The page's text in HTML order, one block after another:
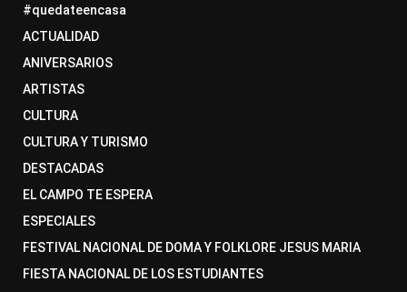
#quedateencasa
ACTUALIDAD
ANIVERSARIOS
ARTISTAS
CULTURA
CULTURA Y TURISMO
DESTACADAS
EL CAMPO TE ESPERA
ESPECIALES
FESTIVAL NACIONAL DE DOMA Y FOLKLORE JESUS MARIA
FIESTA NACIONAL DE LOS ESTUDIANTES